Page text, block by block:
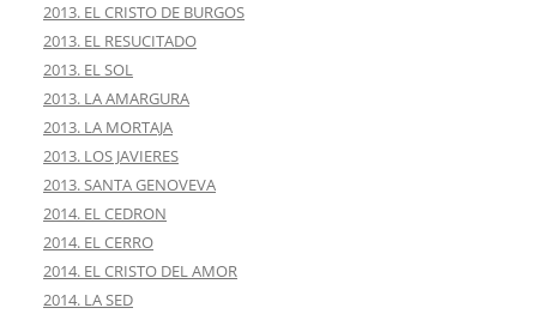
2013. EL CRISTO DE BURGOS
2013. EL RESUCITADO
2013. EL SOL
2013. LA AMARGURA
2013. LA MORTAJA
2013. LOS JAVIERES
2013. SANTA GENOVEVA
2014. EL CEDRON
2014. EL CERRO
2014. EL CRISTO DEL AMOR
2014. LA SED